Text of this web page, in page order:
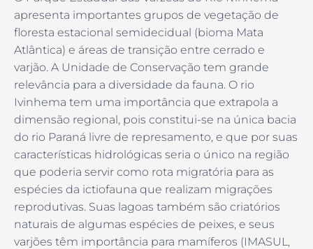
apresenta importantes grupos de vegetação de
floresta estacional semidecidual (bioma Mata
Atlântica) e áreas de transição entre cerrado e
varjão. A Unidade de Conservação tem grande
relevância para a diversidade da fauna. O rio
Ivinhema tem uma importância que extrapola a
dimensão regional, pois constitui-se na única bacia
do rio Paraná livre de represamento, e que por suas
características hidrológicas seria o único na região
que poderia servir como rota migratória para as
espécies da ictiofauna que realizam migrações
reprodutivas. Suas lagoas também são criatórios
naturais de algumas espécies de peixes, e seus
varjões têm importância para mamíferos (IMASUL,